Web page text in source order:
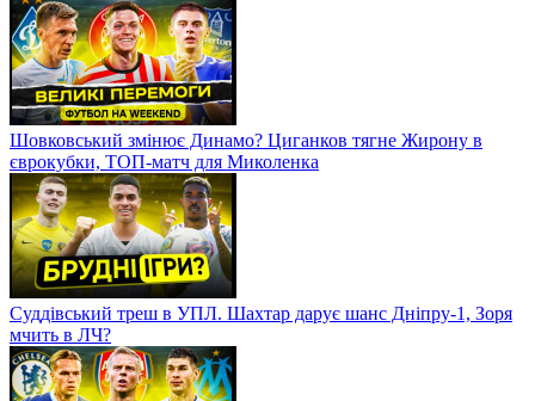
Шовковський змінює Динамо? Циганков тягне Жирону в
єврокубки, ТОП-матч для Миколенка
Суддівський треш в УПЛ. Шахтар дарує шанс Дніпру-1, Зоря
мчить в ЛЧ?